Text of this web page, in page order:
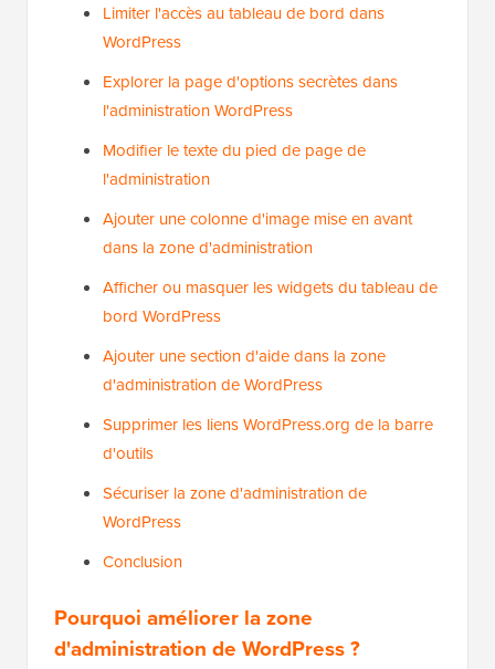
Limiter l'accès au tableau de bord dans
WordPress
Explorer la page d'options secrètes dans
l'administration WordPress
Modifier le texte du pied de page de
l'administration
Ajouter une colonne d'image mise en avant
dans la zone d'administration
Afficher ou masquer les widgets du tableau de
bord WordPress
Ajouter une section d'aide dans la zone
d'administration de WordPress
Supprimer les liens WordPress.org de la barre
d'outils
Sécuriser la zone d'administration de
WordPress
Conclusion
Pourquoi améliorer la zone
d'administration de WordPress ?